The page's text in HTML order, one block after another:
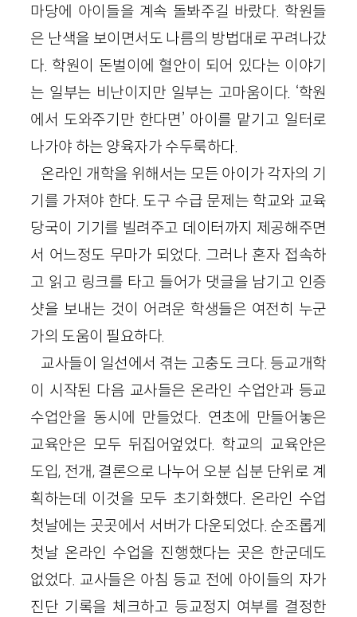
마당에 아이들을 계속 돌봐주길 바랐다. 학원들
은 난색을 보이면서도 나름의 방법대로 꾸려나갔
다. 학원이 돈벌이에 혈안이 되어 있다는 이야기
는 일부는 비난이지만 일부는 고마움이다. ‘학원
에서 도와주기만 한다면’ 아이를 맡기고 일터로
나가야 하는 양육자가 수두룩하다.
온라인 개학을 위해서는 모든 아이가 각자의 기
기를 가져야 한다. 도구 수급 문제는 학교와 교육
당국이 기기를 빌려주고 데이터까지 제공해주면
서 어느정도 무마가 되었다. 그러나 혼자 접속하
고 읽고 링크를 타고 들어가 댓글을 남기고 인증
샷을 보내는 것이 어려운 학생들은 여전히 누군
가의 도움이 필요하다.
교사들이 일선에서 겪는 고충도 크다. 등교개학
이 시작된 다음 교사들은 온라인 수업안과 등교
수업안을 동시에 만들었다. 연초에 만들어놓은
교육안은 모두 뒤집어엎었다. 학교의 교육안은
도입, 전개, 결론으로 나누어 오분 십분 단위로 계
획하는데 이것을 모두 초기화했다. 온라인 수업
첫날에는 곳곳에서 서버가 다운되었다. 순조롭게
첫날 온라인 수업을 진행했다는 곳은 한군데도
없었다. 교사들은 아침 등교 전에 아이들의 자가
진단 기록을 체크하고 등교정지 여부를 결정한